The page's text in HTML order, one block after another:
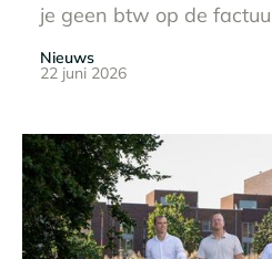
je geen btw op de
Nieuws
22 juni 2026